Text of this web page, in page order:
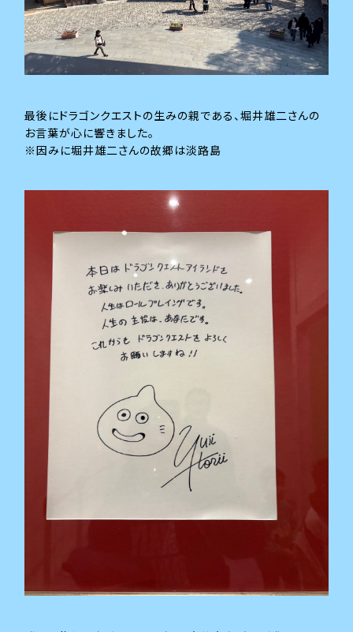
最後にドラゴンクエストの生みの親である、堀井雄二さんの
お言葉が心に響きました。
※因みに堀井雄二さんの故郷は淡路島